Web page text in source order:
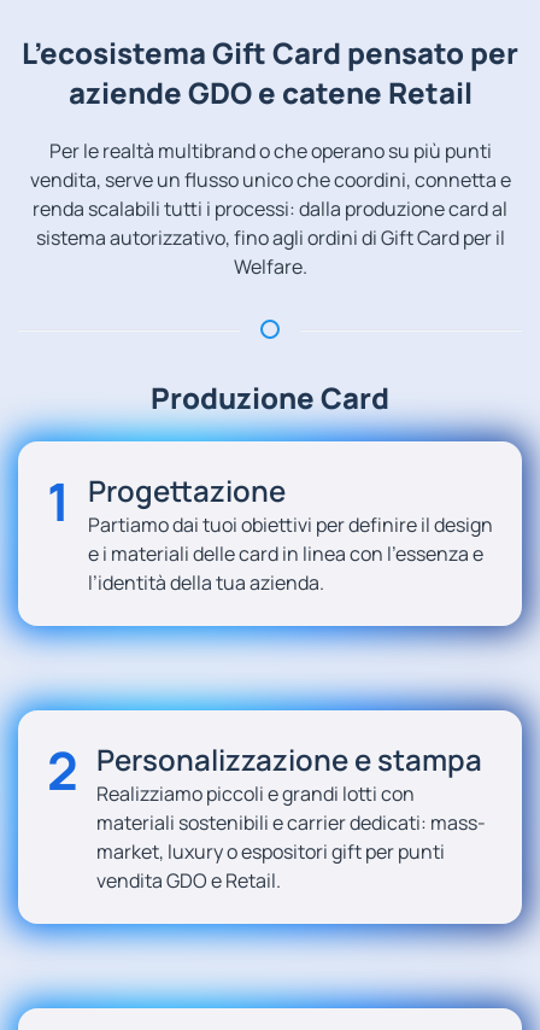
L’ecosistema Gift Card pensato per
aziende GDO e catene Retail
Per le realtà multibrand o che operano su più punti
vendita, serve un flusso unico che coordini, connetta e
renda scalabili tutti i processi: dalla produzione card al
sistema autorizzativo, fino agli ordini di Gift Card per il
Welfare.
Produzione Card
1 Progettazione
Partiamo dai tuoi obiettivi per definire il design
e i materiali delle card in linea con l’essenza e
l’identità della tua azienda.
2 Personalizzazione e stampa
Realizziamo piccoli e grandi lotti con
materiali sostenibili e carrier dedicati: mass-
market, luxury o espositori gift per punti
vendita GDO e Retail.